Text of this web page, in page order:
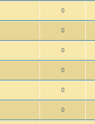
0
0
0
0
0
0